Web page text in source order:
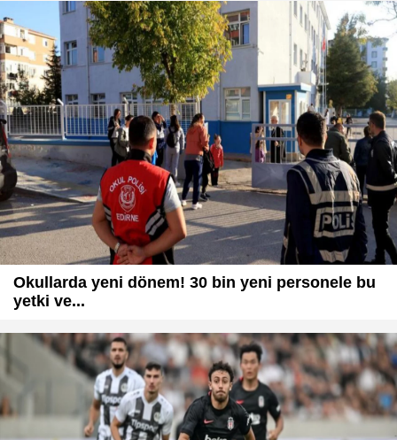
Okullarda yeni dönem! 30 bin yeni personele bu
yetki ve...